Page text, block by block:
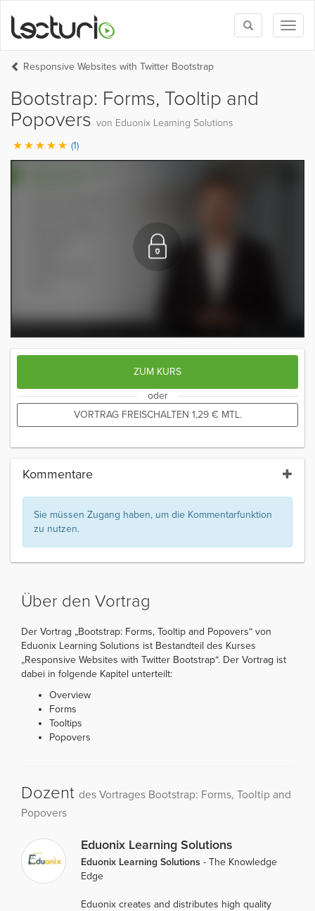
Toggle
search
Responsive Websites with Twitter Bootstrap
Bootstrap: Forms, Tooltip and
Popovers von Eduonix Learning Solutions
(1)
ZUM KURS
oder
VORTRAG FREISCHALTEN 1,29 € MTL.
Kommentare
Sie müssen Zugang haben, um die Kommentarfunktion
zu nutzen.
Über den Vortrag
Der Vortrag „Bootstrap: Forms, Tooltip and Popovers“ von
Eduonix Learning Solutions ist Bestandteil des Kurses
„Responsive Websites with Twitter Bootstrap“. Der Vortrag ist
dabei in folgende Kapitel unterteilt:
Overview
Forms
Tooltips
Popovers
Dozent des Vortrages Bootstrap: Forms, Tooltip and
Popovers
Eduonix Learning Solutions
Eduonix Learning Solutions - The Knowledge
Edge
Eduonix creates and distributes high quality